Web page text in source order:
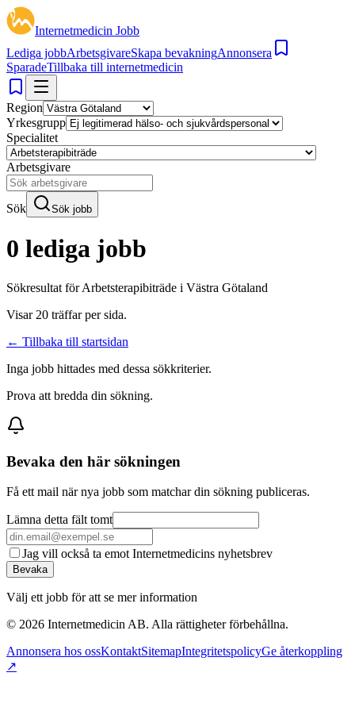
Internetmedicin Jobb
Lediga jobbArbetsgivareSkapa bevakningAnnonsera
SparadeTillbaka till internetmedicin
Region
Yrkesgrupp
Specialitet
Arbetsgivare
Sök Sök jobb
0 lediga jobb
Sökresultat förArbetsterapibiträde i Västra Götaland
Visar 20 träffar per sida.
← Tillbaka till startsidan
Inga jobb hittades med dessa sökkriterier.
Prova att bredda din sökning.
Bevaka den här sökningen
Få ett mail när nya jobb som matchar din sökning publiceras.
Lämna detta fält tomt
Jag vill också ta emot Internetmedicins nyhetsbrev
Bevaka
Välj ett jobb för att se mer information
© 2026 Internetmedicin AB. Alla rättigheter förbehållna.
Annonsera hos ossKontaktSitemapIntegritetspolicyGe återkoppling
↗